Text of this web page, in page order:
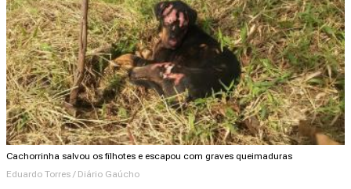
Cachorrinha salvou os filhotes e escapou com graves queimaduras
Eduardo Torres / Diário Gaúcho